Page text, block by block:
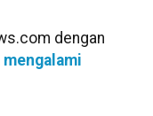
dengan
mengalami